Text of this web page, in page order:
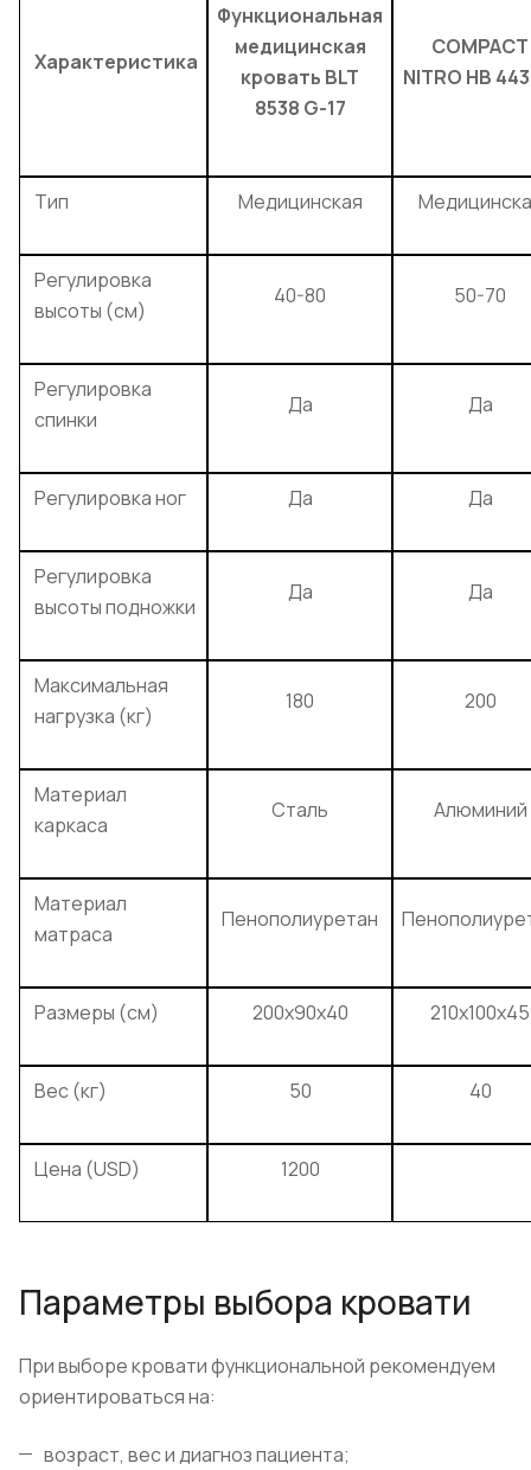
Характеристика
Функциональная
медицинская
кровать BLT
8538 G-17
COMPACT
NITRO HB
Тип Медицинская
Регулировка
высоты (см)
40-80 50-70
Регулировка
спинки
Да Да
Регулировка ног Да Да
Регулировка
высоты подножки
Да Да
Максимальная
нагрузка (кг)
180 200
Материал
каркаса
Сталь Алюминий
Материал
матраса
Пенополиуретан
Размеры (см) 200x90x40 210x100x45
Вес (кг) 50 40
Цена (USD) 1200
Параметры выбора кровати
При выборе кровати функциональной рекомендуем
ориентироваться на:
возраст, вес и диагноз пациента;